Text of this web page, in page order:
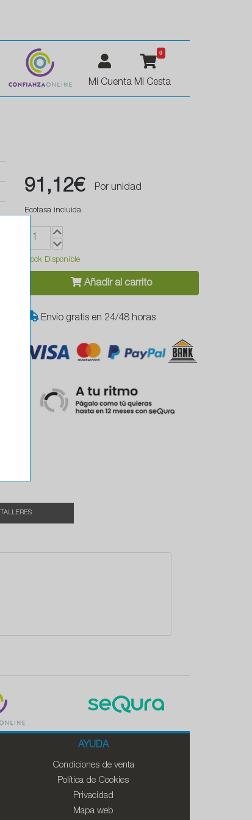
Mi Cuenta
0
Mi Cesta
91,12€ Por unidad
Ecotasa incluida.
Stock Disponible
Añadir al carrito
Envío gratis en 24/48 horas
TALLERES
AYUDA
Condiciones de venta
Política de Cookies
Privacidad
Mapa web